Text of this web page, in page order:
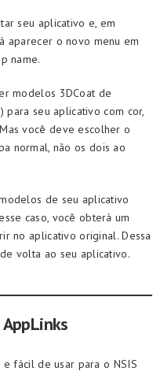
seu aplicativo e, em
aparecer o novo menu em
name.
modelos 3DCoat de
para seu aplicativo com cor,
você deve escolher o
normal, não os dois ao
de seu aplicativo
caso, você obterá um
no aplicativo original. Dessa
volta ao seu aplicativo.
fácil de usar para o NSIS